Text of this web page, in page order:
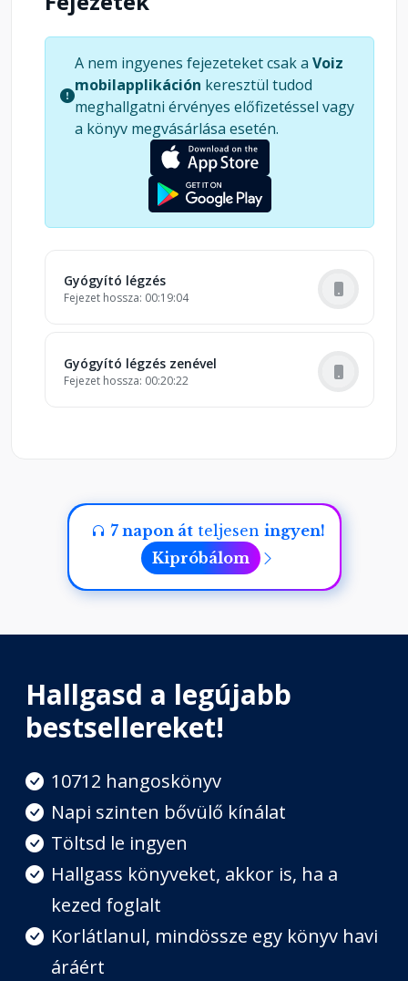
akkor éri el, ha fél éber állapotban végig követed
A nem ingyenes fejezeteket csak a Voiz
mobilapplikáción keresztül tudod
meghallgatni érvényes előfizetéssel vagy
a könyv megvásárlása esetén.
Gyógyító légzés
Fejezet hossza: 00:19:04
Gyógyító légzés zenével
Fejezet hossza: 00:20:22
7 napon átteljesen ingyen!
Kipróbálom
Hallgasd a legújabb
bestsellereket!
10712 hangoskönyv
Napi szinten bővülő kínálat
Töltsd le ingyen
Hallgass könyveket, akkor is, ha a
kezed foglalt
Korlátlanul, mindössze egy könyv havi
áráért